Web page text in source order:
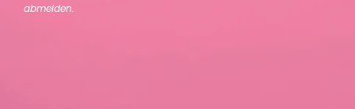
abmelden.